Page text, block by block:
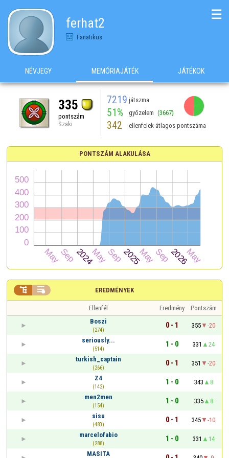
ferhat2
Fanatikus
☰
NÉVJEGY MEMÓRIAJÁTÉK JÁTÉKOK
335
pontszám
Szaki
7219 játszma
51% győzelem (3667)
342 ellenfelek átlagos pontszáma
PONTSZÁM ALAKULÁSA
EREDMÉNYEK
 
Ellenfél Eredmény
Pontszám
Boszi
(274)
0 - 1 355
-20
seriously...
(514)
1 - 0 331
24
turkish_captain
(266)
0 - 1 351
-20
Z4
(142)
1 - 0 343
8
men2men
(154)
1 - 0 335
8
sisu
(483)
0 - 1 345
-10
marcelofabio
(288)
1 - 0 331
14
MASITA